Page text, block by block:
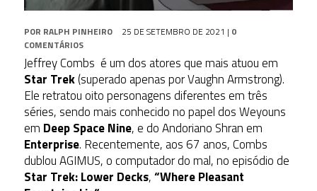
POR RALPH PINHEIRO 25 DE SETEMBRO DE 2021 | 0
COMENTÁRIOS
Jeffrey Combs é um dos atores que mais atuou em
Star Trek(superado apenas por Vaughn Armstrong).
Ele retratou oito personagens diferentes em três
séries, sendo mais conhecido no papel dos Weyouns
em Deep Space Nine, e do Andoriano Shran em
Enterprise. Recentemente, aos 67 anos, Combs
dublou AGIMUS, o computador do mal, no episódio de
Star Trek: Lower Decks,“Where Pleasant